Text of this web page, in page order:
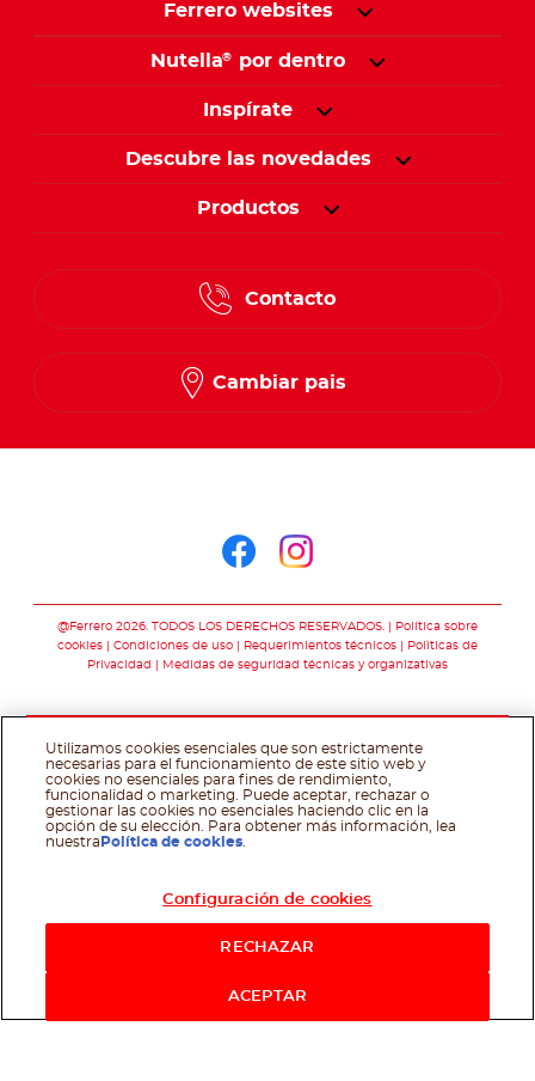
Ferrero websites
Nutella® por dentro
Inspírate
Descubre las novedades
Productos
Contacto
Cambiar pais
@Ferrero 2026. TODOS LOS DERECHOS RESERVADOS.
Política sobre
cookies
Condiciones de uso Requerimientos técnicos
Polìticas de
Privacidad
Medidas de seguridad técnicas y organizativas
Utilizamos cookies esenciales que son estrictamente
necesarias para el funcionamiento de este sitio web y
cookies no esenciales para fines de rendimiento,
funcionalidad o marketing. Puede aceptar, rechazar o
gestionar las cookies no esenciales haciendo clic en la
opción de su elección. Para obtener más información, lea
nuestra Política de cookies
Configuración de cookies
RECHAZAR
ACEPTAR